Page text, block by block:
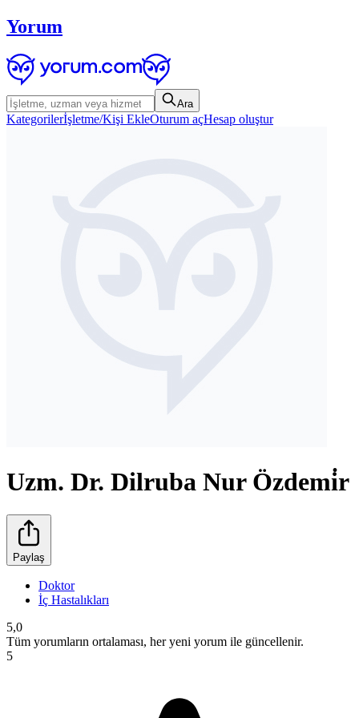
Yorum
Ara
Kategorilerİşletme/Kişi EkleOturum açHesap oluştur
Uzm. Dr. Dilruba Nur Özdemi̇r
Paylaş
Doktor
İç Hastalıkları
5,0
Tüm yorumların ortalaması, her yeni yorum ile güncellenir.
5